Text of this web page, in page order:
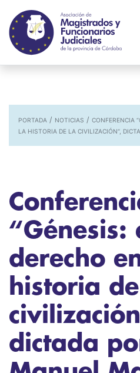
PORTADA / NOTICIAS / CONFERENCIA
LA HISTORIA DE LA CIVILIZACIÓN“,
“Génesis:
derecho
historia
dictada